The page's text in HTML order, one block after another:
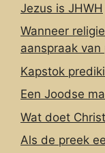
Jezus is JHWH
Wanneer
aanspraak
Kapstok
Een Joodse
Wat doet
Als de preek